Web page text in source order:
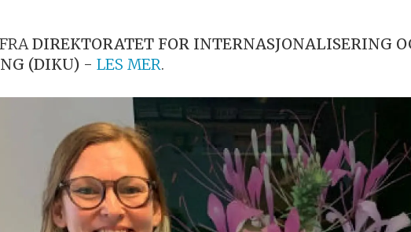
DIREKTORATET FOR INTERNASJONALISERING
(DIKU)- LES MER.